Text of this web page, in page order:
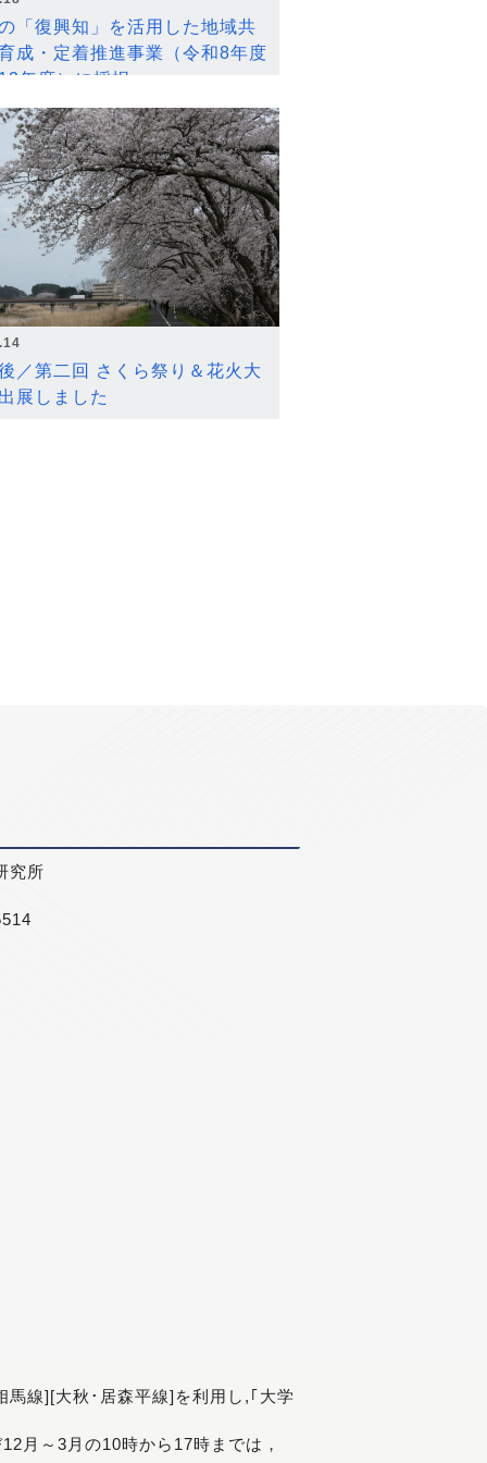
「復興知」を活用した地域共
成・定着推進事業（令和8年度
年度）に採択
／第二回 さくら祭り＆花火大
展しました
究所
線][大秋･居森平線]を利用し,｢大学
月～3月の10時から17時までは，